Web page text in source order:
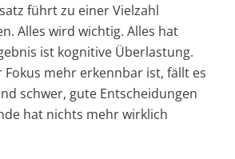
führt zu einer Vielzahl
Alles wird wichtig. Alles hat
ist kognitive Überlastung.
Fokus mehr erkennbar ist, fällt es
schwer, gute Entscheidungen
hat nichts mehr wirklich